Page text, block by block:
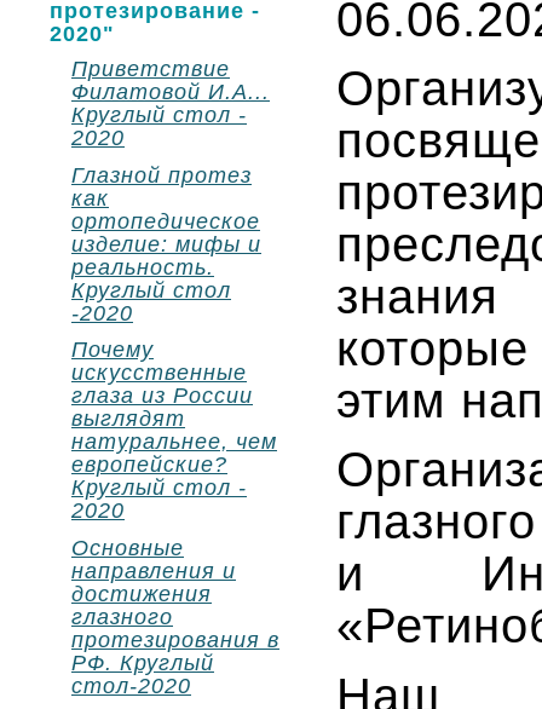
протезирование -
2020"
Приветствие
Филатовой И.А...
Круглый стол -
2020
Глазной протез
как
ортопедическое
изделие: мифы и
реальность.
Круглый стол
-2020
Почему
искусственные
глаза из России
выглядят
натуральнее, чем
европейские?
Круглый стол -
2020
Основные
направления и
достижения
глазного
протезирования в
РФ. Круглый
стол-2020
этим
и
Наш